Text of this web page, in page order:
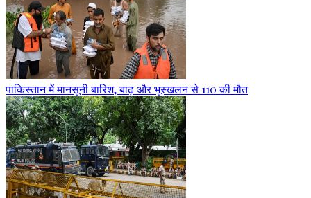
पाकिस्तान में मानसूनी बारिश, बाढ़ और भूस्खलन से 110 की मौत